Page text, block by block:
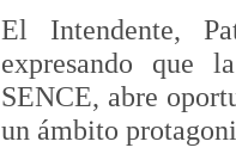
El Intendente,
expresando que
SENCE, abre
un ámbito